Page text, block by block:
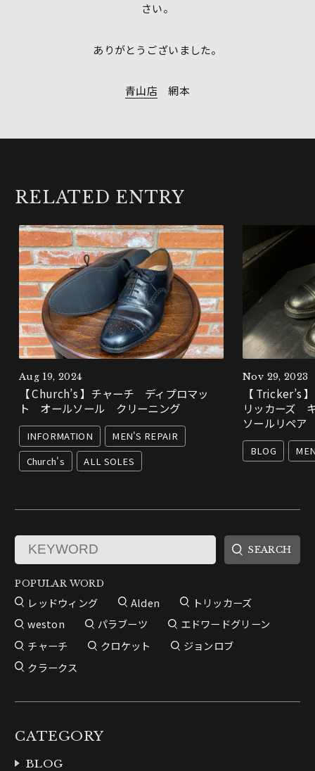
さい。
ありがとうございました。
青山店 網本
RELATED ENTRY
Aug 19, 2024
【 Church’s 】チャーチ ディプロマッ
ト オールソール クリーニング
INFORMATION
MEN'S REPAIR
Church's
ALL SOLES
Nov 29, 2023
【 Tricker’s
リッカーズ
ソールリペ
BLOG
POPULAR WORD
レッドウィング Alden
トリッカーズ
weston
パラブーツ
エドワードグリーン
チャーチ
クロケット
ジョンロブ
クラークス
CATEGORY
BLOG